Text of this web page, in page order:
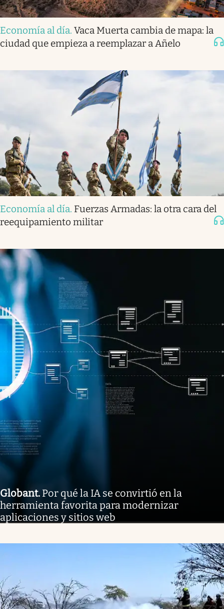
Economía al día. Vaca Muerta cambia de mapa: la
ciudad que empieza a reemplazar a Añelo
Economía al día. Fuerzas Armadas: la otra cara del
reequipamiento militar
Globant. Por qué la IA se convirtió en la
herramienta favorita para modernizar
aplicaciones y sitios web